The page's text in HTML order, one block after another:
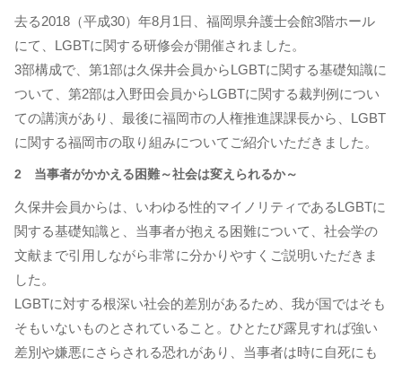
去る2018（平成30）年8月1日、福岡県弁護士会館3階ホール
にて、LGBTに関する研修会が開催されました。
3部構成で、第1部は久保井会員からLGBTに関する基礎知識に
ついて、第2部は入野田会員からLGBTに関する裁判例につい
ての講演があり、最後に福岡市の人権推進課課長から、LGBT
に関する福岡市の取り組みについてご紹介いただきました。
2 当事者がかかえる困難～社会は変えられるか～
久保井会員からは、いわゆる性的マイノリティであるLGBTに
関する基礎知識と、当事者が抱える困難について、社会学の
文献まで引用しながら非常に分かりやすくご説明いただきま
した。
LGBTに対する根深い社会的差別があるため、我が国ではそも
そもいないものとされていること。ひとたび露見すれば強い
差別や嫌悪にさらされる恐れがあり、当事者は時に自死にも